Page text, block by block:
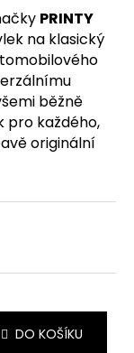
PRINTY
na klasický
běžně
pro každého,
originální
DO KOŠÍKU